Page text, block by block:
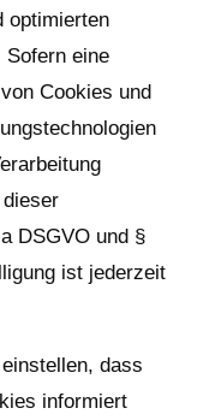
optimierten
Sofern eine
Cookies und
DSGVO und §
ist jederzeit
dass
informiert